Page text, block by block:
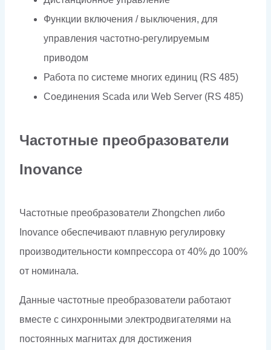
Функции включения / выключения, для
управления частотно-регулируемым
приводом
Работа по системе многих единиц (RS 485)
Соединения Scada или Web Server (RS 485)
Частотные преобразователи
Inovance
Частотные преобразователи Zhongchen либо
Inovance обеспечивают плавную регулировку
производительности компрессора от 40% до 100%
от номинала.
Данные частотные преобразователи работают
вместе с синхронными электродвигателями на
постоянных магнитах для достижения